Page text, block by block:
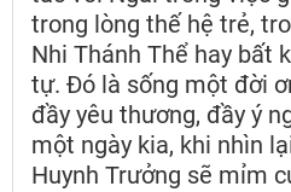
trong lòng thế hệ trẻ,
Nhi Thánh Thể hay bất
tự. Đó là sống một đời
đầy yêu thương, đầy ý
một ngày kia, khi nhìn
Huynh Trưởng sẽ mỉm